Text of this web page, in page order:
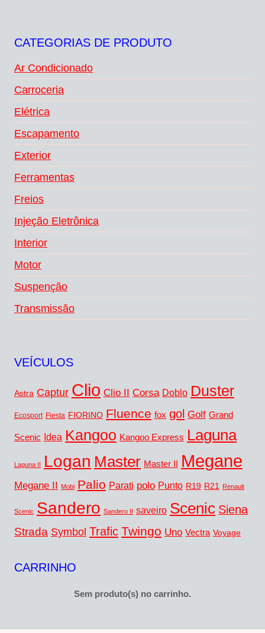
CATEGORIAS DE PRODUTO
Ar Condicionado
Carroceria
Elétrica
Escapamento
Exterior
Ferramentas
Freios
Injeção Eletrônica
Interior
Motor
Suspenção
Transmissão
VEÍCULOS
Astra Captur Clio Clio II Corsa Doblo Duster
Ecosport Fiesta FIORINO Fluence fox gol Golf Grand
Scenic Idea Kangoo Kangoo Express Laguna
Laguna II Logan Master Master II Megane
Megane II Mobi Palio Parati polo Punto R19 R21 Renault
Scenic Sandero Sandero II saveiro Scenic Siena
Strada Symbol Trafic Twingo Uno Vectra Voyage
CARRINHO
Sem produto(s) no carrinho.